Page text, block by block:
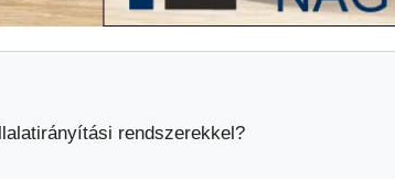
rendszerekkel?